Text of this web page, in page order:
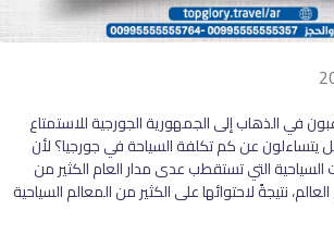
في الذهاب إلى الجمهورية الجورجية للاستمتاع
عن كم تكلفة السياحة في جورجيا؟ لأن
السياحية التي تستقطب عدى مدار العام الكثير من
نتيجةً لاحتوائها على الكثير من المعالم السياحية